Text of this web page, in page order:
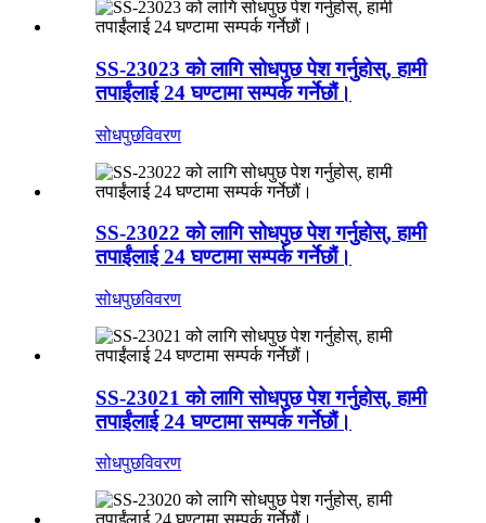
SS-23023 को लागि सोधपुछ पेश गर्नुहोस्, हामी
तपाईंलाई 24 घण्टामा सम्पर्क गर्नेछौं।
सोधपुछविवरण
SS-23022 को लागि सोधपुछ पेश गर्नुहोस्, हामी
तपाईंलाई 24 घण्टामा सम्पर्क गर्नेछौं।
सोधपुछविवरण
SS-23021 को लागि सोधपुछ पेश गर्नुहोस्, हामी
तपाईंलाई 24 घण्टामा सम्पर्क गर्नेछौं।
सोधपुछविवरण